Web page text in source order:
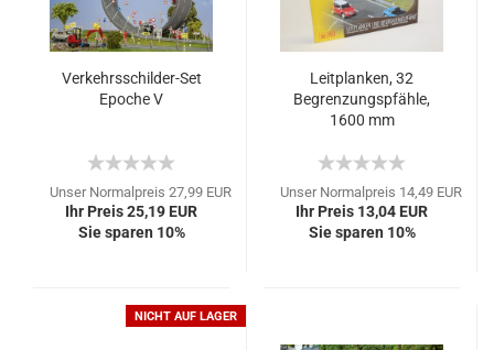
Verkehrsschilder-Set
Epoche V
Unser Normalpreis 27,99 EUR
Ihr Preis 25,19 EUR
Sie sparen 10%
Leitplanken, 32
Begrenzungspfähle,
1600 mm
Unser Normalpreis 14,49 EUR
Ihr Preis 13,04 EUR
Sie sparen 10%
NICHT AUF LAGER